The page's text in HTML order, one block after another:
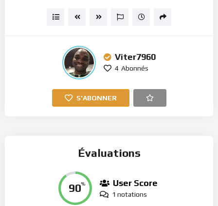
Viter7960
4 Abonnés
S'ABONNER
Évaluations
90% User Score
1 notations